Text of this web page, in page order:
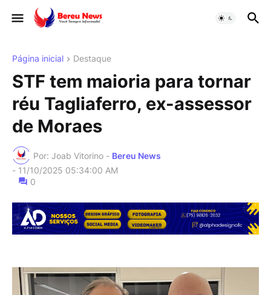
Página inicial Destaque
STF tem maioria para tornar
réu Tagliaferro, ex-assessor
de Moraes
Por: Joab Vitorino - Bereu News
- 11/10/2025 05:34:00 AM
0